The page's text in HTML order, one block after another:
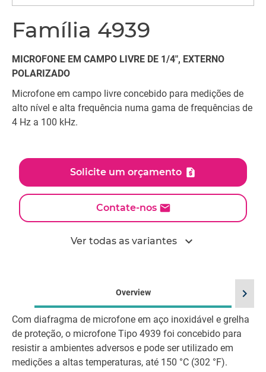
Família 4939
MICROFONE EM CAMPO LIVRE DE 1/4", EXTERNO
POLARIZADO
Microfone em campo livre concebido para medições de
alto nível e alta frequência numa gama de frequências de
4 Hz a 100 kHz.
Solicite um orçamento
Contate-nos
Ver todas as variantes expand_more
Overview
Com diafragma de microfone em aço inoxidável e grelha
de proteção, o microfone Tipo 4939 foi concebido para
resistir a ambientes adversos e pode ser utilizado em
medições a altas temperaturas, até 150 °C (302 °F).
chevron_right